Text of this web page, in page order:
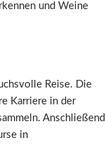
und Weine
Reise. Die
Karriere in der
Anschließend
in